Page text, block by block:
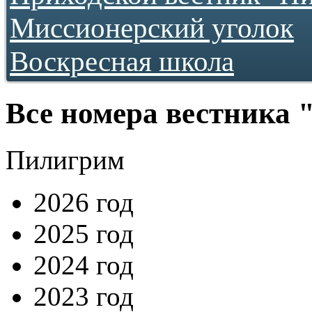
2011
2012
2016
2017
2020
2021
2024
Миссионерский уголок
Воскресная школа
Все номера
Пилигрим
2026 год
2025 год
2024 год
2023 год